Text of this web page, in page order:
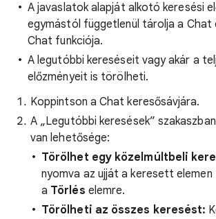
A javaslatok alapját alkotó keresési
egymástól függetlenül tárolja a Chat
Chat funkciója.
A legutóbbi kereséseit vagy akár a
előzményeit is törölheti.
Koppintson a Chat keresősávjára.
A „Legutóbbi keresések”
van lehetősége:
Törölhet egy közelmúltbeli
nyomva az ujját a keresett elemen
a Törlés elemre.
Törölheti az összes keresést: